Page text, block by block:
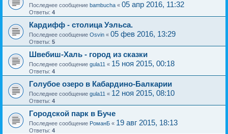
Последнее сообщение bambucha « 05 апр 2016, 11:32
Ответы: 4
Кардифф - столица Уэльса.
Последнее сообщение Osvin « 05 фев 2016, 13:29
Ответы: 5
Швебиш-Халь - город из сказки
Последнее сообщение gula11 « 15 ноя 2015, 00:18
Ответы: 4
Голубое озеро в Кабардино-Балкарии
Последнее сообщение gula11 « 12 ноя 2015, 08:10
Ответы: 4
Городской парк в Буче
Последнее сообщение РоманБ « 19 авг 2015, 18:13
Ответы: 4